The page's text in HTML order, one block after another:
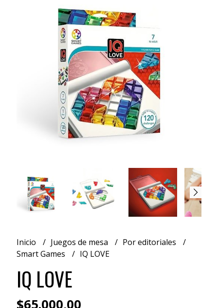
Inicio Juegos de mesa
Por editoriales
Smart Games
IQ LOVE
IQ LOVE
$65.000,00